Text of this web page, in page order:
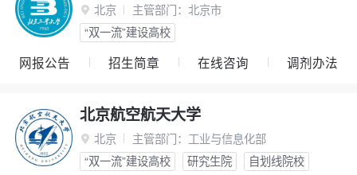
 北京 主管部门： 北京市
“双一流”建设高校
网报公告 招生简章 在线咨询 调剂办法
北京航空航天大学
 北京 主管部门： 工业与信息化部
“双一流”建设高校
研究生院 自划线院校